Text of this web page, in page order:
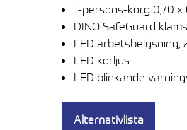
1-persons-korg 0,70 x
DINO SafeGuard
LED arbetsbelysning,
LED körljus
LED blinkande
Alternativlista